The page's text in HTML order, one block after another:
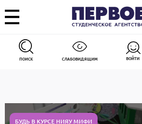
ПОИСК СЛАБОВИДЯЩИМ ВОЙТИ
БУДЬ В КУРСЕ НИЯУ МИФИ